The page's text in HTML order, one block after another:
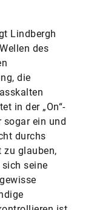
Lindbergh
des
die
in der „On“-
ein und
durchs
zu glauben,
seine